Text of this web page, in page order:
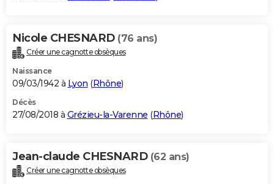
Nicole CHESNARD (76 ans)
Créer une cagnotte obsèques
Naissance
09/03/1942 à Lyon (Rhône)
Décès
27/08/2018 à Grézieu-la-Varenne (Rhône)
Jean-claude CHESNARD (62 ans)
Créer une cagnotte obsèques